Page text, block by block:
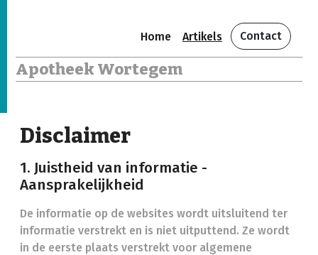
Home Artikels Contact
Apotheek Wortegem
Disclaimer
1. Juistheid van informatie -
Aansprakelijkheid
De informatie op de websites wordt uitsluitend ter
informatie verstrekt en is niet uitputtend. Ze wordt
in de eerste plaats verstrekt voor algemene